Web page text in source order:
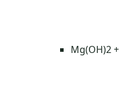
Mg(OH)2